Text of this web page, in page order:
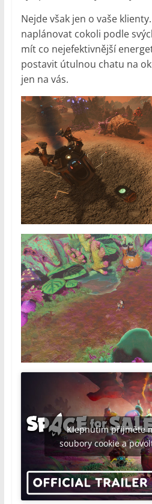
Nejde však jen o vaše
naplánovat cokoli podle
mít co nejefektivnější
postavit útulnou chatu na
jen na vás.
Klepnutím přijměte
soubory cookie a